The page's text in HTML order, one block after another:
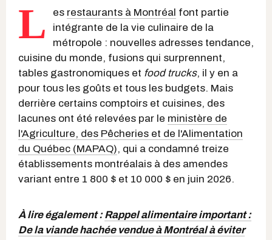
L es restaurants à Montréal font partie
intégrante de la vie culinaire de la
métropole : nouvelles adresses tendance,
cuisine du monde, fusions qui surprennent,
tables gastronomiques et food trucks, il y en a
pour tous les goûts et tous les budgets. Mais
derrière certains comptoirs et cuisines, des
lacunes ont été relevées par le ministère de
l'Agriculture, des Pêcheries et de l'Alimentation
du Québec (MAPAQ), qui a condamné treize
établissements montréalais à des amendes
variant entre 1 800 $ et 10 000 $ en juin 2026.
À lire également :Rappel alimentaire important :
De la viande hachée vendue à Montréal à éviter